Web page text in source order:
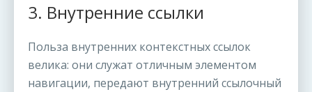
3. Внутренние ссылки
Польза внутренних контекстных ссылок
велика: они служат отличным элементом
навигации, передают внутренний ссылочный